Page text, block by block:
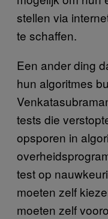
stellen via
te schaffen.
Een ander ding
hun algoritmes
tests die
opsporen in
test op
moeten zelf
moeten zelf